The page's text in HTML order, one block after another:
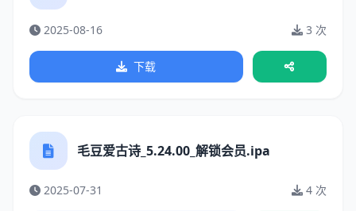
2025-08-16 3 次
下载
毛豆爱古诗_5.24.00_解锁会员.ipa
2025-07-31 4 次